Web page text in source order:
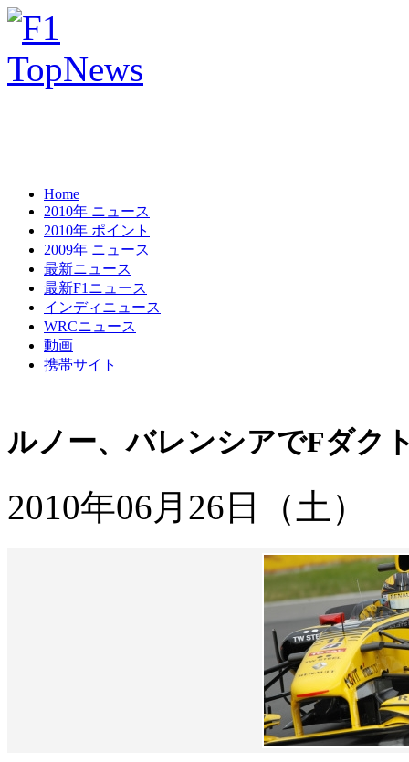
Home
2010年 ニュース
2010年 ポイント
2009年 ニュース
最新ニュース
最新F1ニュース
インディニュース
WRCニュース
動画
携帯サイト
ルノー、バレンシアでFダク
2010年06月26日（土）